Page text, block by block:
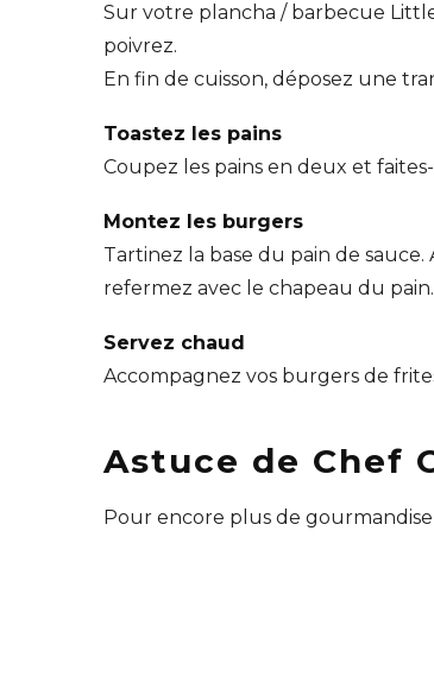
Sur votre plancha / barbecue Little
poivrez.
En fin de cuisson, déposez une
Toastez les pains
Coupez les pains en deux et
Montez les burgers
Tartinez la base du pain de
refermez avec le chapeau du pain.
Servez chaud
Accompagnez vos burgers de
Astuce de Chef
Pour encore plus de